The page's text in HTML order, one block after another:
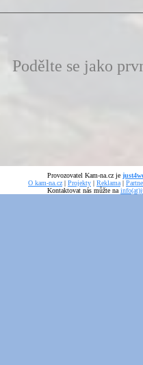
Podělte se jako
Provozovatel Kam-na.cz je
O kam-na.cz | Projekty | Reklama |
Kontaktovat nás můžte na